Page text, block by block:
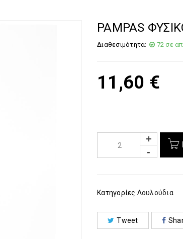
PAMPAS
Διαθεσιμότητα: 72 σε
11,60 €
Κατηγορίες Λουλούδια
Tweet